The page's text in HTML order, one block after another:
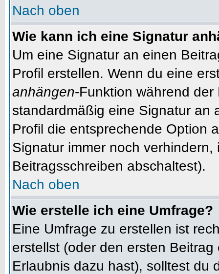
Nach oben
Wie kann ich eine Signatur
Um eine Signatur an einen
Profil erstellen. Wenn du eine
anhängen-Funktion während
standardmäßig eine Signatur an
Profil die entsprechende Option
Signatur immer noch
Beitragsschreiben abschaltest).
Nach oben
Wie erstelle ich eine Umfrage?
Eine Umfrage zu erstellen ist
erstellst (oder den ersten
Erlaubnis dazu hast), solltest du